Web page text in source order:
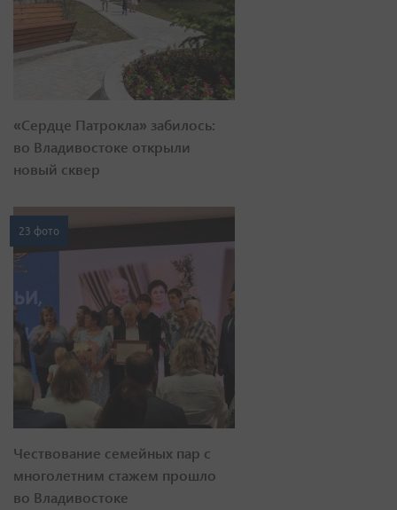
«Сердце Патрокла» забилось:
во Владивостоке открыли
новый сквер
23 фото
Чествование семейных пар с
многолетним стажем прошло
во Владивостоке